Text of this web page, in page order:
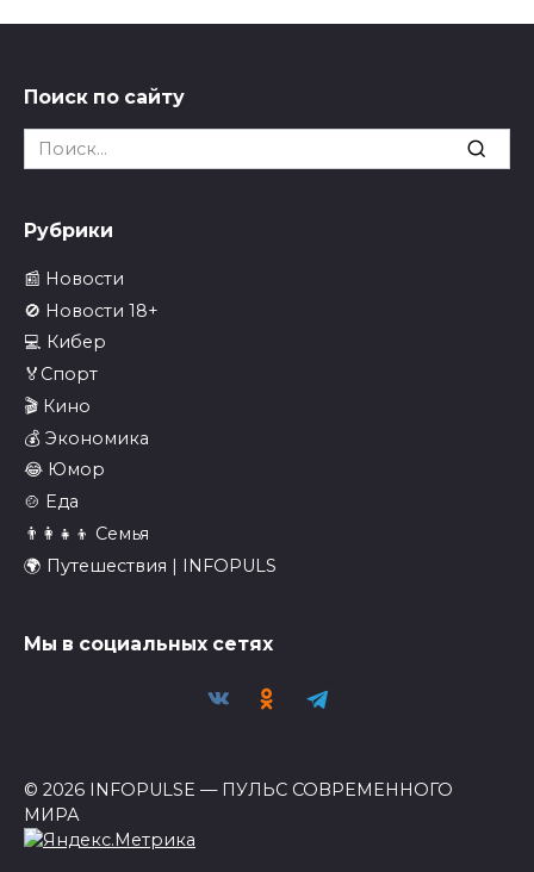
Поиск по сайту
Search
for:
Рубрики
📰 Новости
🚫 Новости 18+
💻 Кибер
🏅Спорт
🎬 Кино
💰 Экономика
😂 Юмор
🍲 Еда
👨‍👩‍👧‍👦 Семья
🌍 Путешествия | INFOPULS
Мы в социальных сетях
© 2026 INFOPULSE — ПУЛЬС СОВРЕМЕННОГО
МИРА